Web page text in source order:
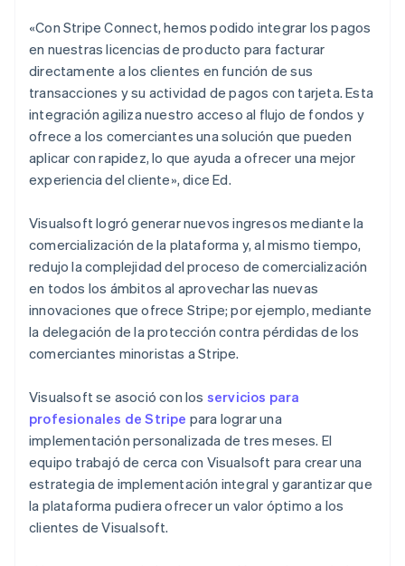
«Con Stripe Connect, hemos podido integrar los pagos
en nuestras licencias de producto para facturar
directamente a los clientes en función de sus
transacciones y su actividad de pagos con tarjeta. Esta
integración agiliza nuestro acceso al flujo de fondos y
ofrece a los comerciantes una solución que pueden
aplicar con rapidez, lo que ayuda a ofrecer una mejor
experiencia del cliente», dice Ed.
Visualsoft logró generar nuevos ingresos mediante la
comercialización de la plataforma y, al mismo tiempo,
redujo la complejidad del proceso de comercialización
en todos los ámbitos al aprovechar las nuevas
innovaciones que ofrece Stripe; por ejemplo, mediante
la delegación de la protección contra pérdidas de los
comerciantes minoristas a Stripe.
Visualsoft se asoció con los servicios para
profesionales de Stripe para lograr una
implementación personalizada de tres meses. El
equipo trabajó de cerca con Visualsoft para crear una
estrategia de implementación integral y garantizar que
la plataforma pudiera ofrecer un valor óptimo a los
clientes de Visualsoft.